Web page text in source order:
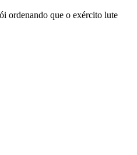
ordenando que o exército lute